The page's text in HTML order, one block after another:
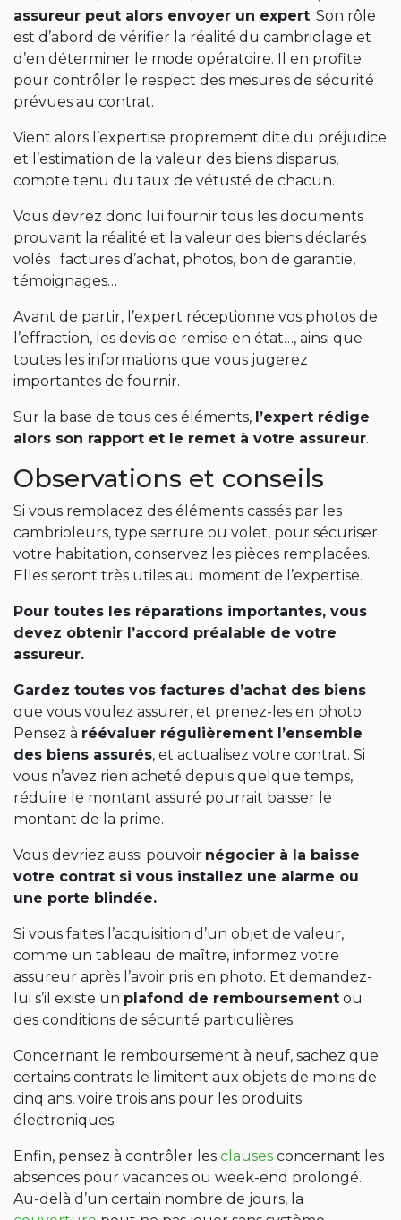
assureur peut alors envoyer un expert. Son rôle
est d’abord de vérifier la réalité du cambriolage et
d’en déterminer le mode opératoire. Il en profite
pour contrôler le respect des mesures de sécurité
prévues au contrat.
Vient alors l’expertise proprement dite du préjudice
et l’estimation de la valeur des biens disparus,
compte tenu du taux de vétusté de chacun.
Vous devrez donc lui fournir tous les documents
prouvant la réalité et la valeur des biens déclarés
volés : factures d’achat, photos, bon de garantie,
témoignages…
Avant de partir, l’expert réceptionne vos photos de
l’effraction, les devis de remise en état…, ainsi que
toutes les informations que vous jugerez
importantes de fournir.
Sur la base de tous ces éléments, l’expert rédige
alors son rapport et le remet à votre assureur.
Observations et conseils
Si vous remplacez des éléments cassés par les
cambrioleurs, type serrure ou volet, pour sécuriser
votre habitation, conservez les pièces remplacées.
Elles seront très utiles au moment de l’expertise.
Pour toutes les réparations importantes, vous
devez obtenir l’accord préalable de votre
assureur.
Gardez toutes vos factures d’achat des biens
que vous voulez assurer, et prenez-les en photo.
Pensez à réévaluer régulièrement l’ensemble
des biens assurés, et actualisez votre contrat. Si
vous n’avez rien acheté depuis quelque temps,
réduire le montant assuré pourrait baisser le
montant de la prime.
Vous devriez aussi pouvoir négocier à la baisse
votre contrat si vous installez une alarme ou
une porte blindée.
Si vous faites l’acquisition d’un objet de valeur,
comme un tableau de maître, informez votre
assureur après l’avoir pris en photo. Et demandez-
lui s’il existe un plafond de remboursement ou
des conditions de sécurité particulières.
Concernant le remboursement à neuf, sachez que
certains contrats le limitent aux objets de moins de
cinq ans, voire trois ans pour les produits
électroniques.
Enfin, pensez à contrôler les clauses concernant les
absences pour vacances ou week-end prolongé.
Au-delà d’un certain nombre de jours, la